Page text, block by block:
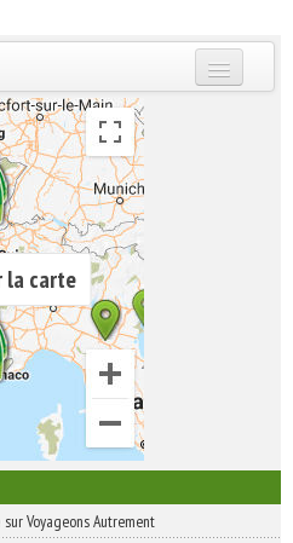
VOUS
la carte
sur Voyageons Autrement